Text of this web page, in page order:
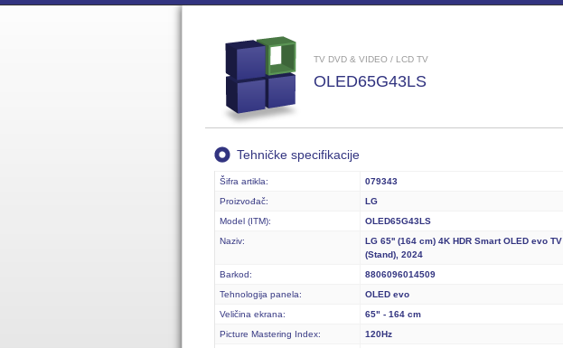
TV DVD & VIDEO / LCD TV
OLED65G43LS
Tehničke specifikacije
Šifra artikla:
079343
Proizvođač:
LG
Model (ITM):
OLED65G43LS
Naziv:
LG 65'' (164 cm) 4K HDR Smart OLED evo TV
(Stand), 2024
Barkod:
8806096014509
Tehnologija panela:
OLED evo
Veličina ekrana:
65" - 164 cm
Picture Mastering Index:
120Hz